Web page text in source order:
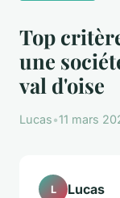
Top
une
val d'oise
Lucas•11 mars
L Lucas